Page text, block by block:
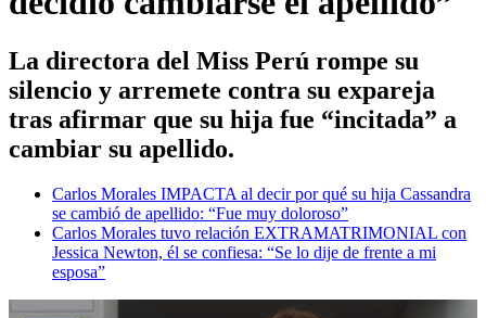
La directora del Miss Perú rompe su
silencio y arremete contra su expareja
tras afirmar que su hija fue “incitada” a
cambiar su apellido.
Carlos Morales IMPACTA al decir por qué su hija Cassandra
se cambió de apellido: “Fue muy doloroso”
Carlos Morales tuvo relación EXTRAMATRIMONIAL con
Jessica Newton, él se confiesa: “Se lo dije de frente a mi
esposa”